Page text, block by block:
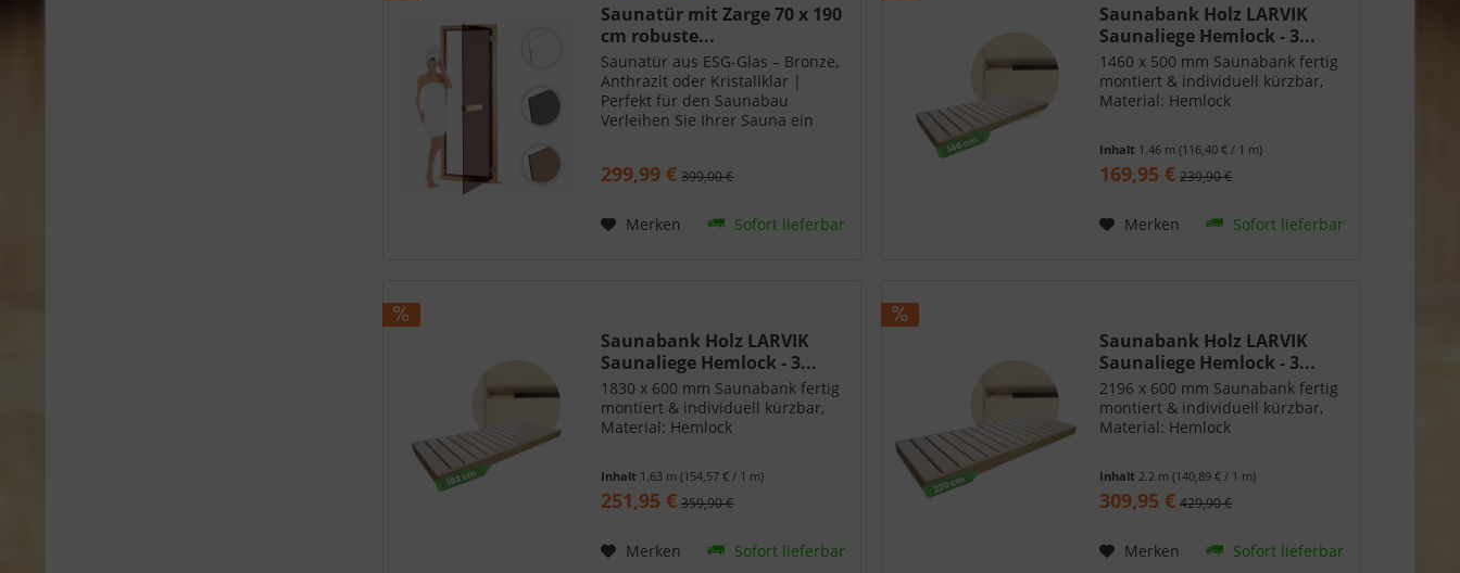
Saunatür mit Zarge 70 x 190
cm robuste...
Saunatür aus ESG-Glas – Bronze,
Anthrazit oder Kristallklar |
Perfekt für den Saunabau
Verleihen Sie Ihrer Sauna ein
mit Zarge, erhältlich in den
Bronze,...
299,99 € 399,00 €
Merken Sofort lieferbar
Saunabank Holz LARVIK
Saunaliege Hemlock - 3...
1460 x 500 mm Saunabank fertig
montiert & individuell kürzbar,
Material: Hemlock
Inhalt 1.46 m (116,40 € / 1 m)
169,95 € 239,90 €
Merken Sofort lieferbar
Saunabank Holz LARVIK
Saunaliege Hemlock - 3...
1830 x 600 mm Saunabank fertig
montiert & individuell kürzbar,
Material: Hemlock
Inhalt 1.63 m (154,57 € / 1 m)
251,95 € 359,90 €
Merken Sofort lieferbar
Saunabank Holz LARVIK
Saunaliege Hemlock - 3...
2196 x 600 mm Saunabank fertig
montiert & individuell kürzbar,
Material: Hemlock
Inhalt2.2 m (140,89 € / 1 m)
309,95 € 429,90 €
Merken Sofort lieferbar